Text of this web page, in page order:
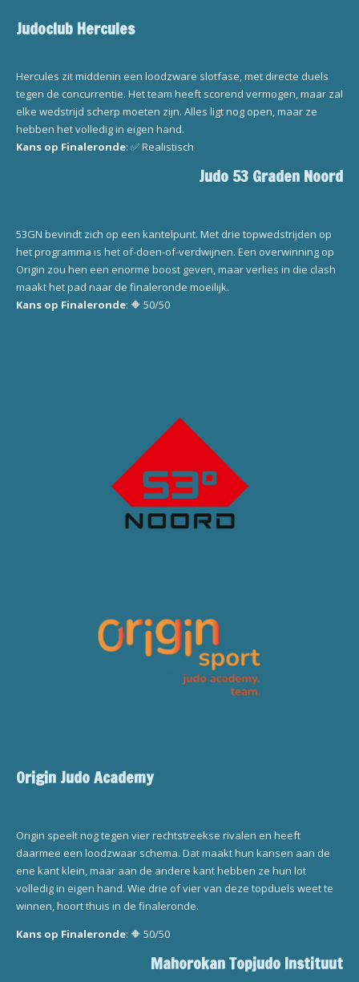
Judoclub Hercules
Hercules zit middenin een loodzware slotfase, met directe duels
tegen de concurrentie. Het team heeft scorend vermogen, maar zal
elke wedstrijd scherp moeten zijn. Alles ligt nog open, maar ze
hebben het volledig in eigen hand.
Kans op Finaleronde: ✅ Realistisch
Judo 53 Graden Noord
53GN bevindt zich op een kantelpunt. Met drie topwedstrijden op
het programma is het of-doen-of-verdwijnen. Een overwinning op
Origin zou hen een enorme boost geven, maar verlies in die clash
maakt het pad naar de finaleronde moeilijk.
Kans op Finaleronde: 🔶 50/50
Origin Judo Academy
Origin speelt nog tegen vier rechtstreekse rivalen en heeft
daarmee een loodzwaar schema. Dat maakt hun kansen aan de
ene kant klein, maar aan de andere kant hebben ze hun lot
volledig in eigen hand. Wie drie of vier van deze topduels weet te
winnen, hoort thuis in de finaleronde.
Kans op Finaleronde: 🔶 50/50
Mahorokan Topjudo Instituut